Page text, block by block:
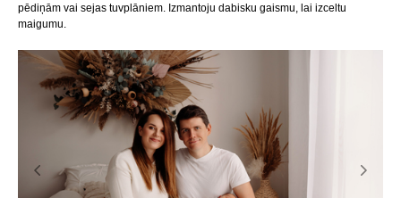
pēdiņām vai sejas tuvplāniem. Izmantoju dabisku gaismu, lai izceltu
maigumu.